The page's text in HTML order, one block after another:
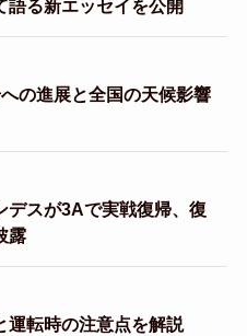
語る新エッセイを公開
の進展と全国の天候影響
デスが3Aで実戦復帰、復
露
運転時の注意点を解説